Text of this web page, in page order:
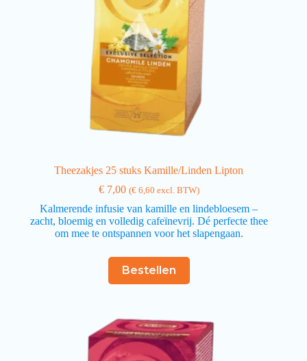
Theezakjes 25 stuks Kamille/Linden Lipton
€7,00 (€6,60 excl. BTW)
Kalmerende infusie van kamille en lindebloesem –
zacht, bloemig en volledig cafeïnevrij. Dé perfecte thee
om mee te ontspannen voor het slapengaan.
Bestellen